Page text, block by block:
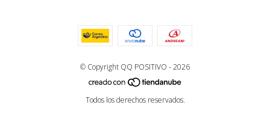
© Copyright QQ POSITIVO - 2026
Todos los derechos reservados.